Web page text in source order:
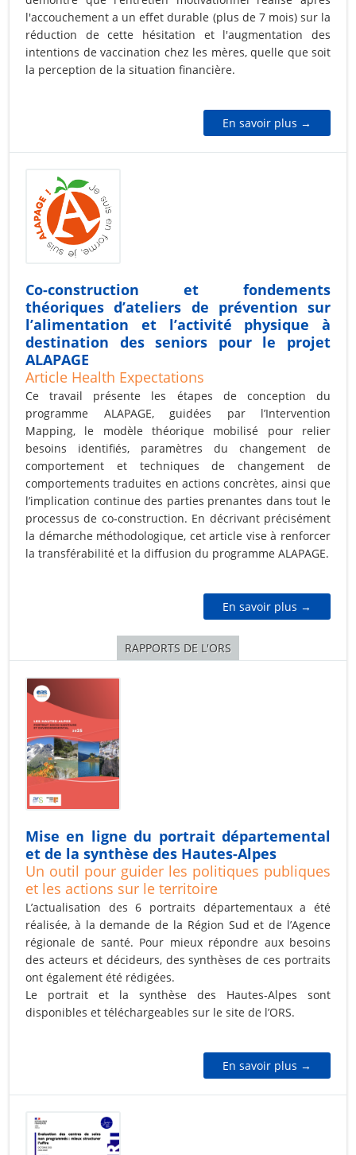
l'accouchement a un effet durable (plus de 7 mois) sur la
réduction de cette hésitation et l'augmentation des
intentions de vaccination chez les mères, quelle que soit
la perception de la situation financière.
En savoir plus →
Co-construction et fondements
théoriques d’ateliers de prévention sur
l’alimentation et l’activité physique à
destination des seniors pour le projet
ALAPAGE
Article Health Expectations
Ce travail présente les étapes de conception du
programme ALAPAGE, guidées par l’Intervention
Mapping, le modèle théorique mobilisé pour relier
besoins identifiés, paramètres du changement de
comportement et techniques de changement de
comportements traduites en actions concrètes, ainsi que
l’implication continue des parties prenantes dans tout le
processus de co‑construction. En décrivant précisément
la démarche méthodologique, cet article vise à renforcer
la transférabilité et la diffusion du programme ALAPAGE.
En savoir plus →
RAPPORTS DE L'ORS
Mise en ligne du portrait départemental
et de la synthèse des Hautes-Alpes
Un outil pour guider les politiques publiques
et les actions sur le territoire
L’actualisation des 6 portraits départementaux a été
réalisée, à la demande de la Région Sud et de l’Agence
régionale de santé. Pour mieux répondre aux besoins
des acteurs et décideurs, des synthèses de ces portraits
ont également été rédigées.
Le portrait et la synthèse des Hautes-Alpes sont
disponibles et téléchargeables sur le site de l’ORS.
En savoir plus →